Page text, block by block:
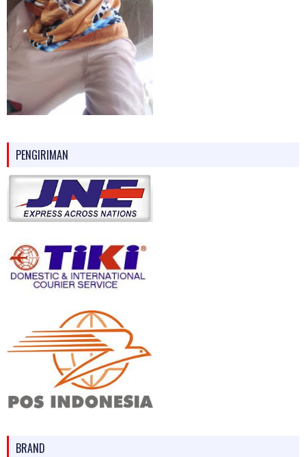
PENGIRIMAN
BRAND